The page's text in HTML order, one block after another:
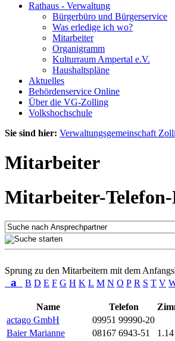
Rathaus - Verwaltung
Bürgerbüro und Bürgerservice
Was erledige ich wo?
Mitarbeiter
Organigramm
Kulturraum Ampertal e.V.
Haushaltspläne
Aktuelles
Behördenservice Online
Über die VG-Zolling
Volkshochschule
Sie sind hier: Verwaltungsgemeinschaft
Mitarbeiter
Mitarbeiter-
Sprung zu den Mitarbeitern mit dem
a B D E F G H K L M N O P R S T V
Name
Telefon
actago GmbH
09951 99990-20
Baier Marianne
08167 6943-51 1.14